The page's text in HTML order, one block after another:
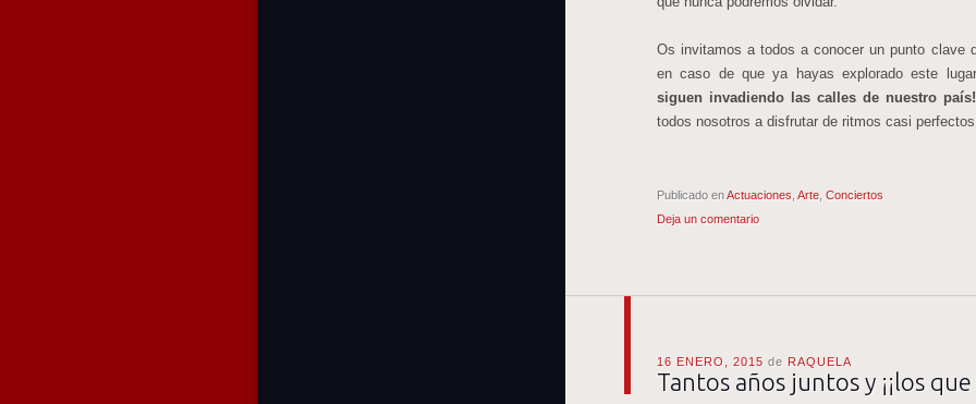
Os invitamos a todos a conocer un punto clave
en caso de que ya hayas explorado este
siguen invadiendo las calles de nuestro país!
todos nosotros a disfrutar de ritmos casi
Publicado enActuaciones Arte Conciertos
Deja un comentario
16 ENERO, 2015 de RAQUELA
Tantos años juntos y ¡¡los